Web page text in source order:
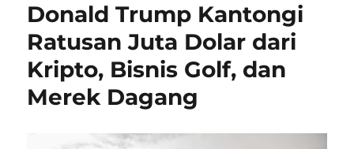
Donald Trump Kantongi
Ratusan Juta Dolar dari
Kripto, Bisnis Golf, dan
Merek Dagang